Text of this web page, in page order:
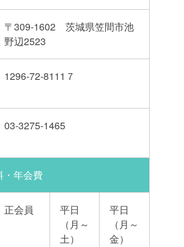
〒309-1602 茨城県笠間市池
野辺2523
1296-72-8111７
03-3275-1465
・年会費
正会員
平日
（月～
土）
平日
（月～
金）